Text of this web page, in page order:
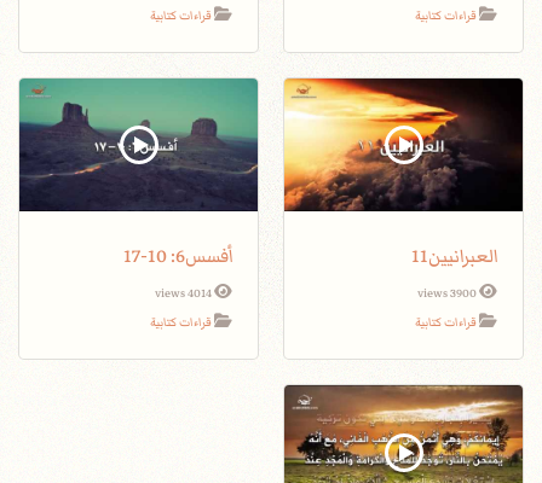
قراءات كتابية
قراءات كتابية
العبرانيين11
3900 views
قراءات كتابية
أفسس6: 10-17
4014 views
قراءات كتابية